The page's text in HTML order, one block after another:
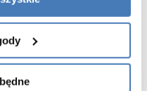
trwałość i niezawodność.
cm Smart Black New